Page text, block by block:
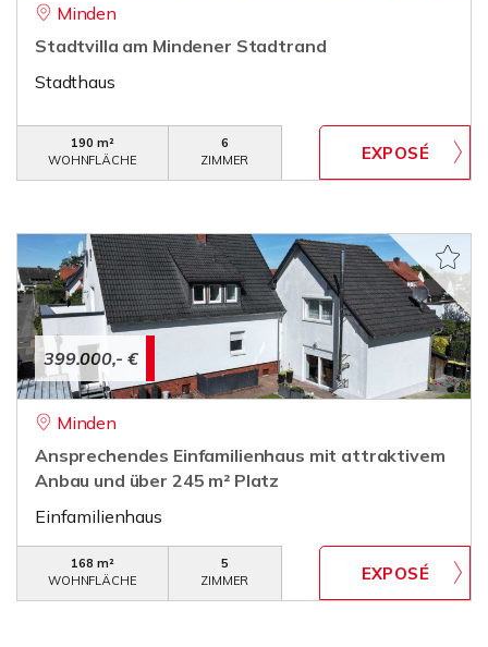
Minden
Stadtvilla am Mindener Stadtrand
Stadthaus
190 m²
WOHNFLÄCHE
6
ZIMMER
399.000,- €
Minden
Ansprechendes Einfamilienhaus mit attraktivem
Anbau und über 245 m² Platz
Einfamilienhaus
168 m²
WOHNFLÄCHE
5
ZIMMER